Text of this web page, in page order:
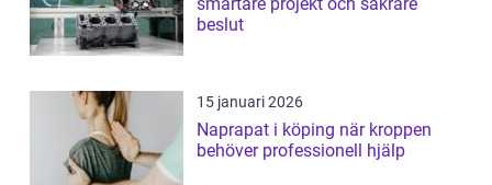
beslut
15 januari 2026
Naprapat i köping när kroppen
behöver professionell hjälp